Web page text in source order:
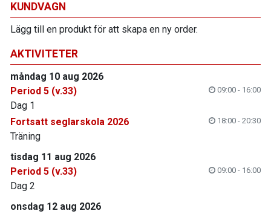
KUNDVAGN
Lägg till en produkt för att skapa en ny order.
AKTIVITETER
måndag 10 aug 2026
Period 5 (v.33)
09:00 - 16:00
Dag 1
Fortsatt seglarskola 2026
18:00 - 20:30
Träning
tisdag 11 aug 2026
Period 5 (v.33)
09:00 - 16:00
Dag 2
onsdag 12 aug 2026